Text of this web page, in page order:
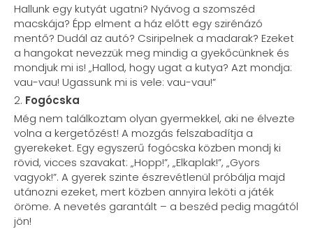
Hallunk egy kutyát ugatni? Nyávog a szomszéd
macskája? Épp elment a ház előtt egy szirénázó
mentő? Dudál az autó? Csiripelnek a madarak? Ezeket
a hangokat nevezzük meg mindig a gyekőcünknek és
mondjuk mi is! „Hallod, hogy ugat a kutya? Azt mondja:
vau-vau! Ugassunk mi is vele: vau-vau!”
2. Fogócska
Még nem találkoztam olyan gyermekkel, aki ne élvezte
volna a kergetőzést! A mozgás felszabadítja a
gyerekeket. Egy egyszerű fogócska közben mondj ki
rövid, vicces szavakat: „Hopp!”, „Elkaplak!”, „Gyors
vagyok!”. A gyerek szinte észrevétlenül próbálja majd
utánozni ezeket, mert közben annyira leköti a játék
öröme. A nevetés garantált – a beszéd pedig magától
jön!